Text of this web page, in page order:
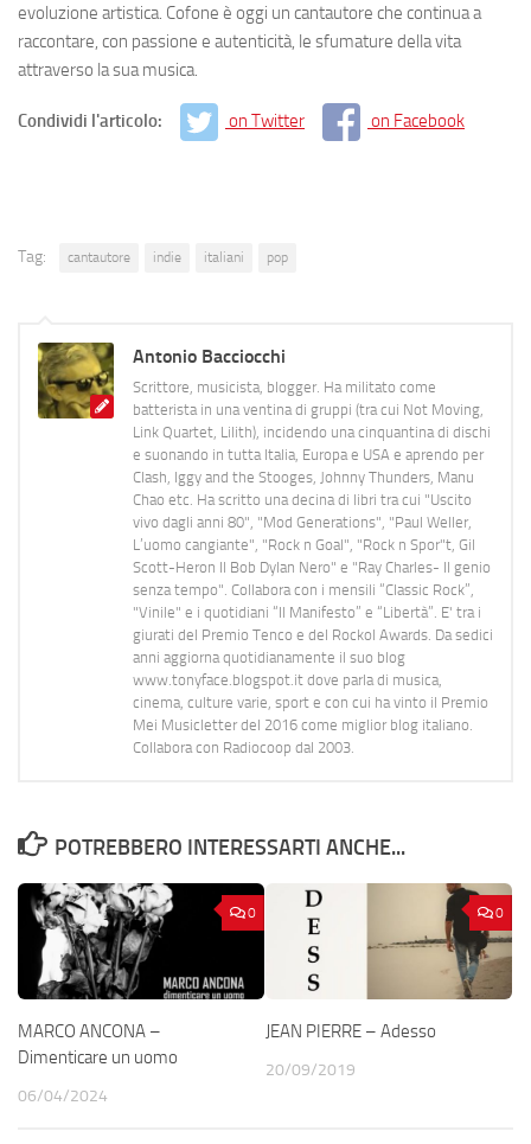
evoluzione artistica. Cofone è oggi un cantautore che continua a
raccontare, con passione e autenticità, le sfumature della vita
attraverso la sua musica.
Condividi l'articolo: on Twitter on Facebook
Tag: cantautore indie italiani pop
Antonio Bacciocchi
Scrittore, musicista, blogger. Ha militato come
batterista in una ventina di gruppi (tra cui Not Moving,
Link Quartet, Lilith), incidendo una cinquantina di dischi
e suonando in tutta Italia, Europa e USA e aprendo per
Clash, Iggy and the Stooges, Johnny Thunders, Manu
Chao etc. Ha scritto una decina di libri tra cui "Uscito
vivo dagli anni 80", "Mod Generations", "Paul Weller,
L’uomo cangiante", "Rock n Goal", "Rock n Spor"t, Gil
Scott-Heron Il Bob Dylan Nero" e "Ray Charles- Il genio
senza tempo". Collabora con i mensili “Classic Rock”,
"Vinile" e i quotidiani “Il Manifesto” e “Libertà”. E' tra i
giurati del Premio Tenco e del Rockol Awards. Da sedici
anni aggiorna quotidianamente il suo blog
www.tonyface.blogspot.it dove parla di musica,
cinema, culture varie, sport e con cui ha vinto il Premio
Mei Musicletter del 2016 come miglior blog italiano.
Collabora con Radiocoop dal 2003.
POTREBBERO INTERESSARTI ANCHE...
0
MARCO ANCONA –
Dimenticare un uomo
06/04/2024
0
JEAN PIERRE – Adesso
20/09/2019